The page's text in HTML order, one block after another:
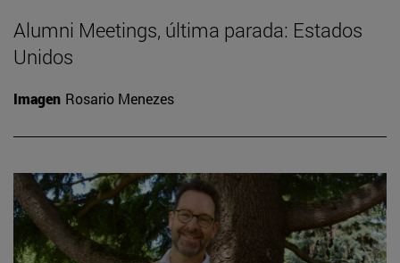
Alumni Meetings, última parada: Estados
Unidos
Imagen Rosario Menezes